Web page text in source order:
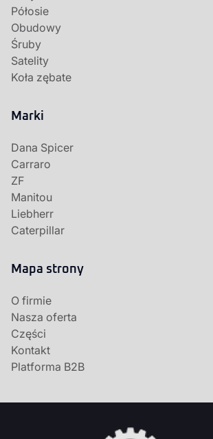
Półosie
Obudowy
Śruby
Satelity
Koła zębate
Marki
Dana Spicer
Carraro
ZF
Manitou
Liebherr
Caterpillar
Mapa strony
O firmie
Nasza oferta
Części
Kontakt
Platforma B2B